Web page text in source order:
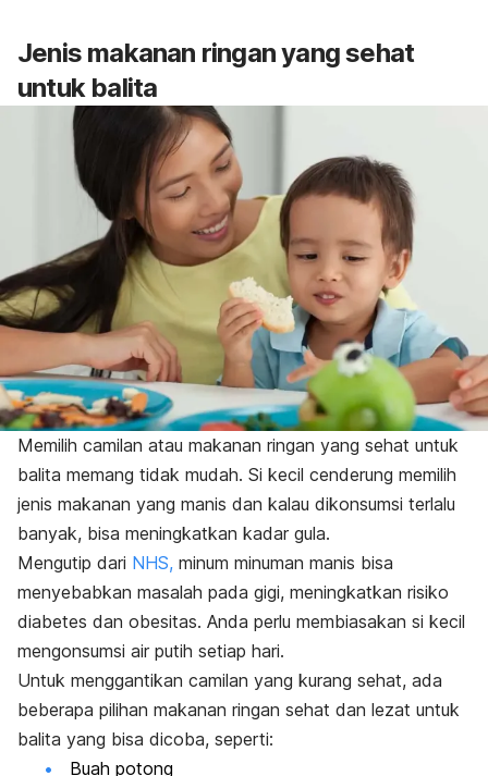
Jenis makanan ringan yang sehat
untuk balita
Memilih camilan atau makanan ringan yang sehat untuk
balita memang tidak mudah. Si kecil cenderung memilih
jenis makanan yang manis dan kalau dikonsumsi terlalu
banyak, bisa meningkatkan kadar gula.
Mengutip dari NHS, minum minuman manis bisa
menyebabkan masalah pada gigi, meningkatkan risiko
diabetes dan obesitas. Anda perlu membiasakan si kecil
mengonsumsi air putih setiap hari.
Untuk menggantikan camilan yang kurang sehat, ada
beberapa pilihan makanan ringan sehat dan lezat untuk
balita yang bisa dicoba, seperti:
Buah potong